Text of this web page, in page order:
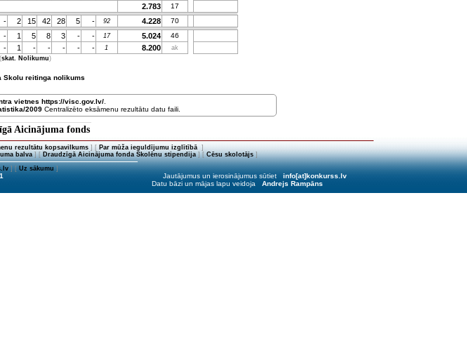
2.783
17
- 2 15 42 28 5 - 92 4.228
70
- 1 5 8 3 - - 17 5.024
46
- 1 - - - - - 1 8.200
ak
skat. Nolikumu)
Skolu reitinga nolikums
vietnes https://visc.gov.lv/
2009 Centralizēto eksāmenu rezultātu datu faili.
Aicinājuma fonds
rezultātu kopsavilkums] [ Par mūža ieguldījumu izglītībā ]
balva] [Draudzīgā Aicinājuma fonda Skolēnu stipendija] [Cēsu skolotājs]
] [Uz sākumu]
Jautājumus un ierosinājumus sūtiet info[at]konkurss.lv
Datu bāzi un mājas lapu veidoja Andrejs Rampāns